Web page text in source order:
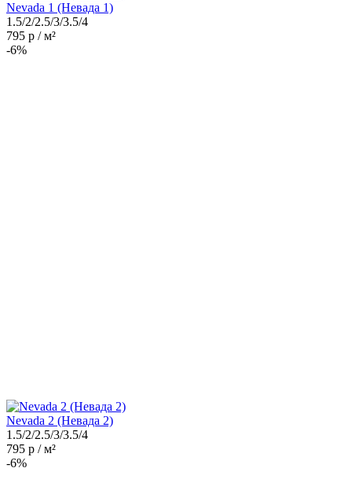
Nevada 1 (Невада 1)
1.5/2/2.5/3/3.5/4
795 р / м²
-6%
Nevada 2 (Невада 2)
1.5/2/2.5/3/3.5/4
795 р / м²
-6%